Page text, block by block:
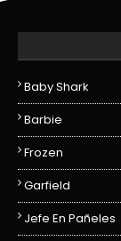
Baby Shark
Barbie
Frozen
Garfield
Jefe En Pañeles